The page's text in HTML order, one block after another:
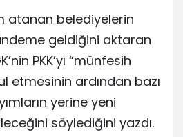
atanan belediyelerin
geldiğini aktaran
PKK’yı “münfesih
etmesinin ardından bazı
yerine yeni
söylediğini yazdı.